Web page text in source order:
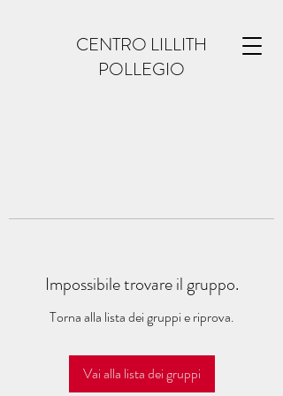
CENTRO LILLITH
POLLEGIO
Impossibile trovare il gruppo.
Torna alla lista dei gruppi e riprova.
Vai alla lista dei gruppi